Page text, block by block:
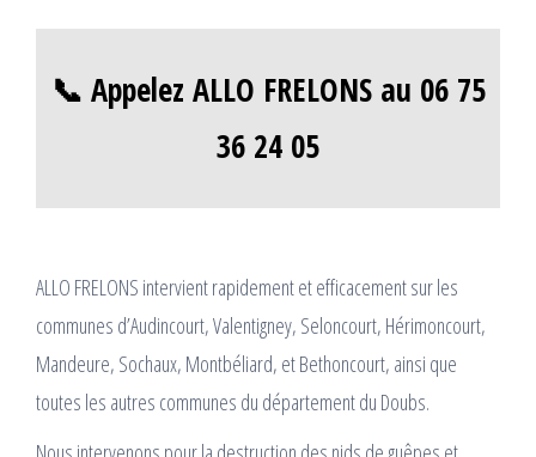
📞 Appelez ALLO FRELONS au 06 75
36 24 05
ALLO FRELONS intervient rapidement et efficacement sur les
communes d’Audincourt, Valentigney, Seloncourt, Hérimoncourt,
Mandeure, Sochaux, Montbéliard, et Bethoncourt, ainsi que
toutes les autres communes du département du Doubs.